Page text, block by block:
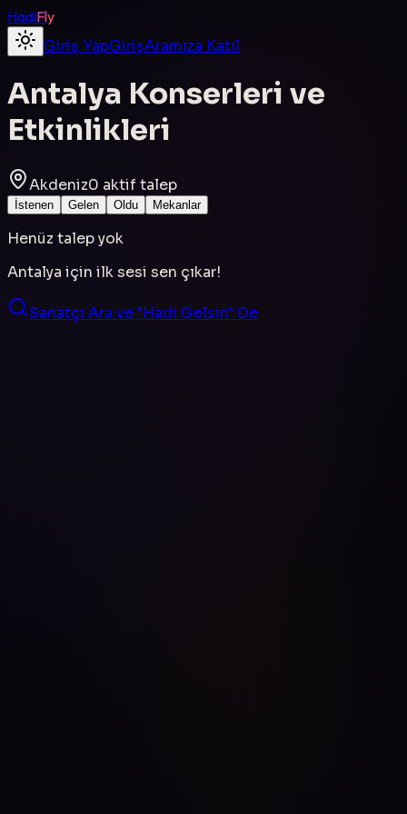
HadiFly
Giriş YapGirişAramıza Katıl
Antalya Konserleri ve
Etkinlikleri
Akdeniz0 aktif talep
İstenen Gelen Oldu Mekanlar
Henüz talep yok
Antalya için ilk sesi sen çıkar!
Sanatçı Ara ve "Hadi Gelsin" De